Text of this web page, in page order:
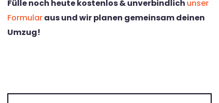
Fülle noch heute kostenlos & unverbindlich unser
Formularaus und wir planen gemeinsam deinen
Umzug!